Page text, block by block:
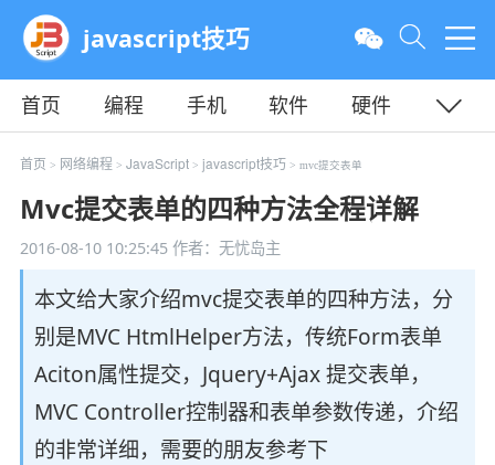
javascript技巧
首页 编程 手机 软件
硬件
教程
平面 服务器
首页 > 网络编程 > JavaScript> javascript技巧 > mvc提交表单
Mvc提交表单的四种方法全程详解
2016-08-10 10:25:45作者：无忧岛主
本文给大家介绍mvc提交表单的四种方法，分
别是MVC HtmlHelper方法，传统Form表单
Aciton属性提交，Jquery+Ajax 提交表单，
MVC Controller控制器和表单参数传递，介绍
的非常详细，需要的朋友参考下